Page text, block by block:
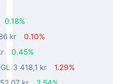
0.18%
kr
0.10%
0.45%
3 418,1 kr
1.29%